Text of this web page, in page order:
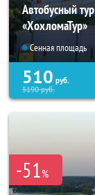
Автобусный
«ХохломаТур»
Сенная площадь
510 руб.
5190руб.
-51%